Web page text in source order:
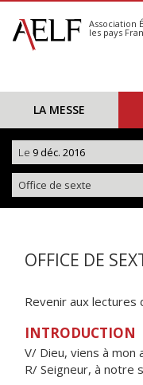
S'abonner
Calendrier
Association
les pays
LA MESSE
Le 9 déc. 2016
Office de sexte
OFFICE DE
Revenir aux lectures
INTRODUCTION
V/ Dieu, viens à mon
R/ Seigneur, à notre